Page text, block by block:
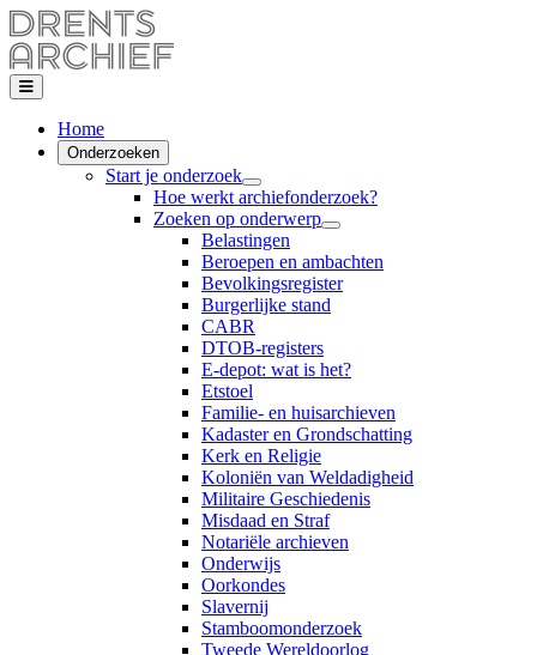
Home
Onderzoeken
Start je onderzoek
Hoe werkt archiefonderzoek?
Zoeken op onderwerp
Belastingen
Beroepen en ambachten
Bevolkingsregister
Burgerlijke stand
CABR
DTOB-registers
E-depot: wat is het?
Etstoel
Familie- en huisarchieven
Kadaster en Grondschatting
Kerk en Religie
Koloniën van Weldadigheid
Militaire Geschiedenis
Misdaad en Straf
Notariële archieven
Onderwijs
Oorkondes
Slavernij
Stamboomonderzoek
Tweede Wereldoorlog